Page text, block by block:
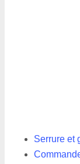
Serrure et